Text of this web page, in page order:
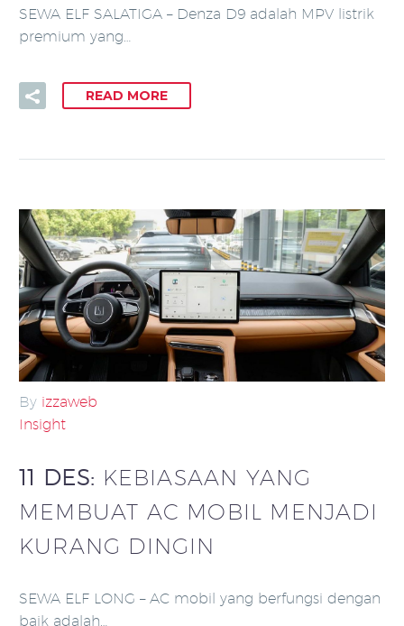
SEWA ELF SALATIGA – Denza D9 adalah MPV listrik
premium yang…
READ MORE
By izzaweb
Insight
11 DES: KEBIASAAN YANG
MEMBUAT AC MOBIL MENJADI
KURANG DINGIN
SEWA ELF LONG – AC mobil yang berfungsi dengan
baik adalah…